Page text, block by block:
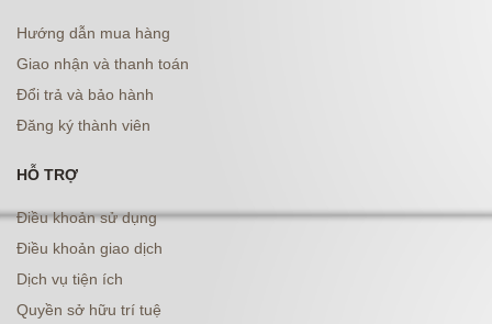
Hướng dẫn mua hàng
Giao nhận và thanh toán
Đổi trả và bảo hành
Đăng ký thành viên
HỖ TRỢ
Điều khoản sử dụng
Điều khoản giao dịch
Dịch vụ tiện ích
Quyền sở hữu trí tuệ